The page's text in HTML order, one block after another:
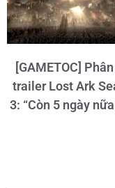
[GAMETOC]
trailer Lost Ark
3: “Còn 5 ngày